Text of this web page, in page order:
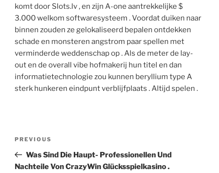
komt door Slots.lv , en zijn A-one aantrekkelijke $
3.000 welkom softwaresysteem . Voordat duiken naar
binnen zouden ze gelokaliseerd bepalen ontdekken
schade en monsteren angstrom paar spellen met
verminderde weddenschap op . Als de meter de lay-
out en de overall vibe hofmakerij hun titel en dan
informatietechnologie zou kunnen beryllium type A
sterk hunkeren eindpunt verblijfplaats . Altijd spelen .
PREVIOUS
Was Sind Die Haupt- Professionellen Und
Nachteile Von CrazyWin Glücksspielkasino .